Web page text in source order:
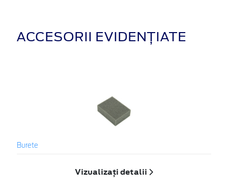
ACCESORII EVIDENȚIATE
Burete
Vizualizați detalii